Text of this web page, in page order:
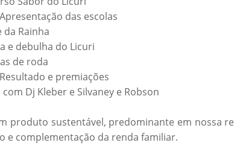
das escolas
da Rainha
e debulha do Licuri
de roda
e premiações
com Dj Kleber e Silvaney e Robson
produto sustentável, predominante em nossa
e complementação da renda familiar.